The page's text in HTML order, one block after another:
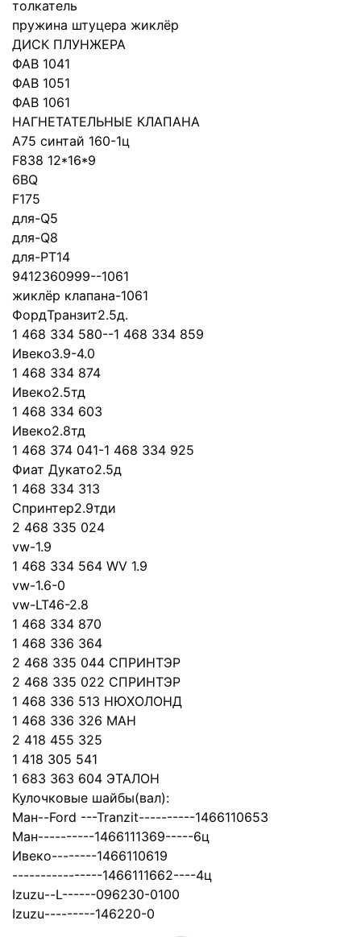
толкатель
пружина штуцера жиклёр
ДИСК ПЛУНЖЕРА
ФАВ 1041
ФАВ 1051
ФАВ 1061
НАГНЕТАТЕЛЬНЫЕ КЛАПАНА
A75 синтай 160-1ц
F838 12*16*9
6BQ
F175
для-Q5
для-Q8
для-PT14
9412360999--1061
жиклёр клапана-1061
ФордТранзит2.5д.
1 468 334 580--1 468 334 859
Ивеко3.9-4.0
1 468 334 874
Ивеко2.5тд
1 468 334 603
Ивеко2.8тд
1 468 374 041-1 468 334 925
Фиат Дукато2.5д
1 468 334 313
Спринтер2.9тди
2 468 335 024
vw-1.9
1 468 334 564 WV 1.9
vw-1.6-0
vw-LT46-2.8
1 468 334 870
1 468 336 364
2 468 335 044 СПРИНТЭР
2 468 335 022 СПРИНТЭР
1 468 336 513 НЮХОЛОНД
1 468 336 326 МАН
2 418 455 325
1 418 305 541
1 683 363 604 ЭТАЛОН
Кулочковые шайбы(вал):
Ман--Ford ---Tranzit----------1466110653
Ман----------1466111369-----6ц
Ивеко--------1466110619
----------------1466111662----4ц
Izuzu--L------096230-0100
Izuzu---------146220-0